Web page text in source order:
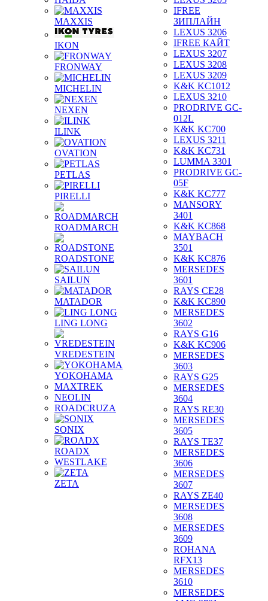
MAXXIS
IKON
FRONWAY
MICHELIN
NEXEN
ILINK
OVATION
PETLAS
PIRELLI
ROADMARCH
ROADSTONE
SAILUN
MATADOR
LING LONG
VREDESTEIN
YOKOHAMA
MAXTREK
NEOLIN
ROADCRUZA
SONIX
ROADX
WESTLAKE
ZETA
IFREE
ЗИПЛАЙН
LEXUS 3206
IFREE КАЙТ
LEXUS 3207
LEXUS 3208
LEXUS 3209
K&K KC1012
LEXUS 3210
PRODRIVE GC-
012L
K&K KC700
LEXUS 3211
K&K KC731
LUMMA 3301
PRODRIVE GC-
05F
K&K KC777
MANSORY
3401
K&K KC868
MAYBACH
3501
K&K KC876
MERSEDES
3601
RAYS CE28
K&K KC890
MERSEDES
3602
RAYS G16
K&K KC906
MERSEDES
3603
RAYS G25
MERSEDES
3604
RAYS RE30
MERSEDES
3605
RAYS TE37
MERSEDES
3606
MERSEDES
3607
RAYS ZE40
MERSEDES
3608
MERSEDES
3609
ROHANA
RFX13
MERSEDES
3610
MERSEDES